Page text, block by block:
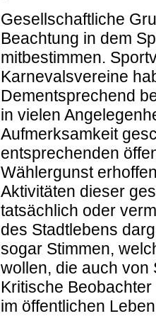
Gesellschaftliche
Beachtung in dem
mitbestimmen.
Karnevalsvereine
Dementsprechend
in vielen
Aufmerksamkeit
entsprechenden
Wählergunst
Aktivitäten dieser
tatsächlich oder
des Stadtlebens
sogar Stimmen,
wollen, die auch von
Kritische
im öffentlichen